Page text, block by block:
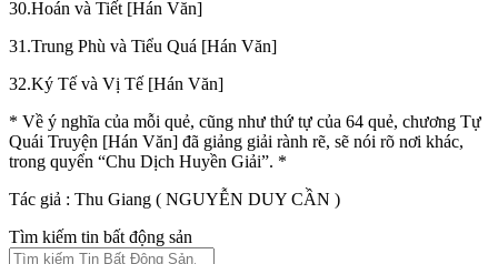
30.Hoán và Tiết [Hán Văn]
31.Trung Phù và Tiểu Quá [Hán Văn]
32.Ký Tế và Vị Tế [Hán Văn]
* Về ý nghĩa của mỗi quẻ, cũng như thứ tự của 64 quẻ, chương Tự
Quái Truyện [Hán Văn] đã giảng giải rành rẽ, sẽ nói rõ nơi khác,
trong quyển “Chu Dịch Huyền Giải”. *
Tác giả : Thu Giang ( NGUYỄN DUY CẦN )
Tìm kiếm tin bất động sản